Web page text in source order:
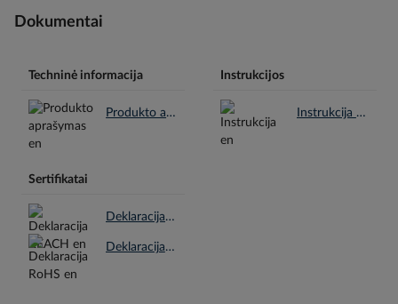
Dokumentai
Techninė informacija
Produkto aprašymas en.pdf
Instrukcijos
Instrukcija en.pdf
Sertifikatai
Deklaracija REACH en.pdf
Deklaracija RoHS en.pdf